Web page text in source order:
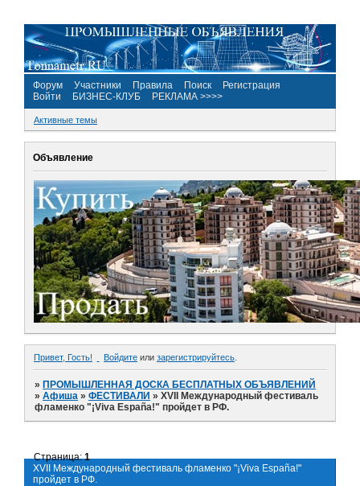
Форум Участники Правила Поиск
Регистрация
Войти
БИЗНЕС-КЛУБ РЕКЛАМА >>>>
Активные темы
Объявление
Привет, Гость! Войдите или зарегистрируйтесь
»ПРОМЫШЛЕННАЯ ДОСКА БЕСПЛАТНЫХ ОБЪЯВЛЕНИЙ
»Афиша »ФЕСТИВАЛИ »XVII Международный фестиваль
фламенко "¡Viva España!" пройдет в РФ.
XVII Международный фестиваль фламенко "¡Viva España!"
пройдет в РФ.
Страница:1